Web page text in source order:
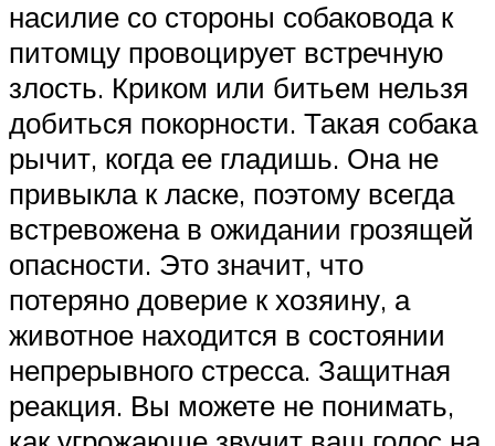
насилие со стороны собаковода к
питомцу провоцирует встречную
злость. Криком или битьем нельзя
добиться покорности. Такая собака
рычит, когда ее гладишь. Она не
привыкла к ласке, поэтому всегда
встревожена в ожидании грозящей
опасности. Это значит, что
потеряно доверие к хозяину, а
животное находится в состоянии
непрерывного стресса. Защитная
реакция. Вы можете не понимать,